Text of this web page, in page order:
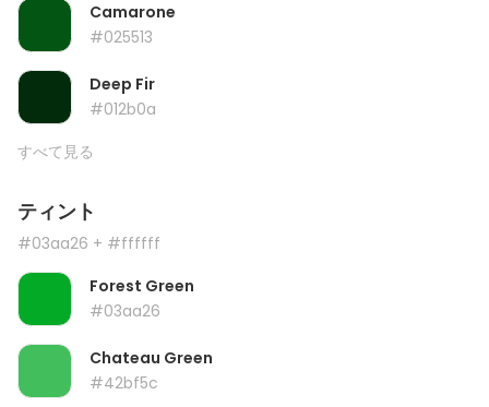
Camarone
#025513
Deep Fir
#012b0a
すべて見る
ティント
#03aa26 + #ffffff
Forest Green
#03aa26
Chateau Green
#42bf5c